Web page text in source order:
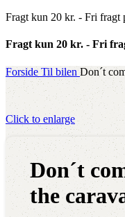
Fragt kun 20 kr. - Fri fragt
Fragt kun 20 kr. - Fri
Forside Til bilenDon´t
Click to enlarge
Don´t
the